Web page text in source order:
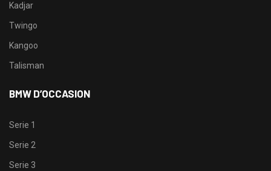
Kadjar
Twingo
Kangoo
Talisman
BMW D’OCCASION
Serie 1
Serie 2
Serie 3